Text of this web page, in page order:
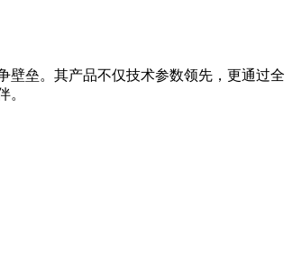
壁垒。其产品不仅技术参数领先，更通过全
。